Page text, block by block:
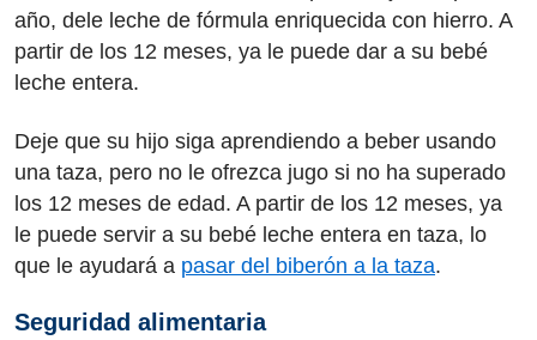
año, dele leche de fórmula enriquecida con hierro. A
partir de los 12 meses, ya le puede dar a su bebé
leche entera.
Deje que su hijo siga aprendiendo a beber usando
una taza, pero no le ofrezca jugo si no ha superado
los 12 meses de edad. A partir de los 12 meses, ya
le puede servir a su bebé leche entera en taza, lo
que le ayudará a pasar del biberón a la taza.
Seguridad alimentaria